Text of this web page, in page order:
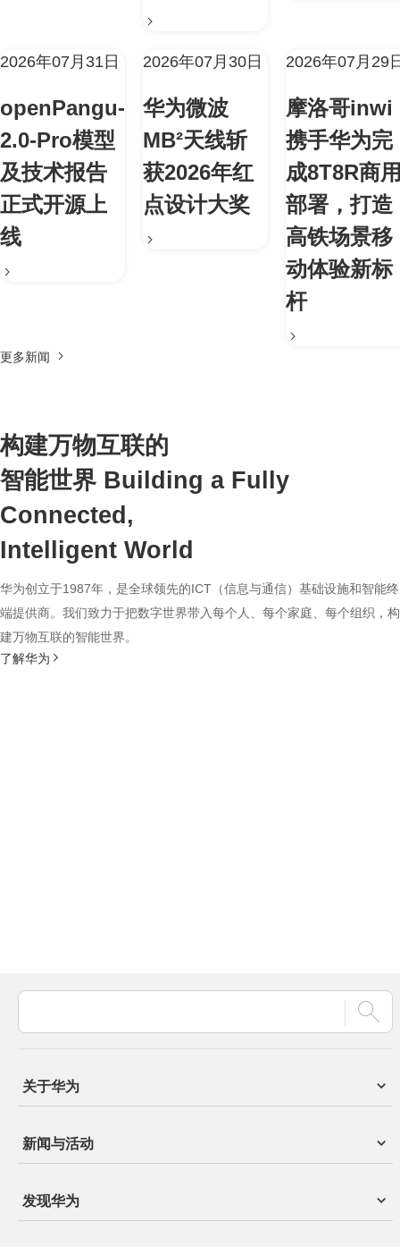
2026年07月31日
openPangu-
2.0-Pro模型
及技术报告
正式开源上
线
2026年07月30日
华为微波
MB²天线斩
获2026年红
点设计大奖
2026年07月29
摩洛哥inwi
携手华为完
成8T8R商
部署，打造
高铁场景移
动体验新标
杆
更多新闻
构建万物互联的
智能世界 Building a Fully
Connected,
Intelligent World
华为创立于1987年，是全球领先的ICT（信息与通信）基础设施和智能终
端提供商。我们致力于把数字世界带入每个人、每个家庭、每个组织，构
建万物互联的智能世界。
了解华为
关于华为
新闻与活动
发现华为